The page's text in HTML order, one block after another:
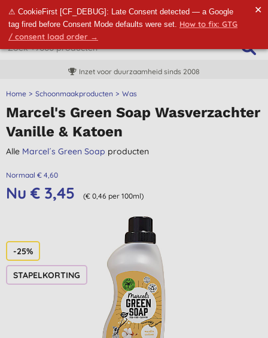
⚠ CookieFirst [CF_DEBUG]: Late Consent detected — a Google
tag fired before Consent Mode defaults were set. How to fix: GTG
/ consent load order →
✕
Inzet voor duurzaamheid sinds 2008
Home Schoonmaakproducten Was
Marcel's Green Soap Wasverzachter
Vanille & Katoen
Alle Marcel´s Green Soap producten
Normaal € 4,60
Nu € 3,45 (€ 0,46 per 100ml)
-25%
STAPELKORTING